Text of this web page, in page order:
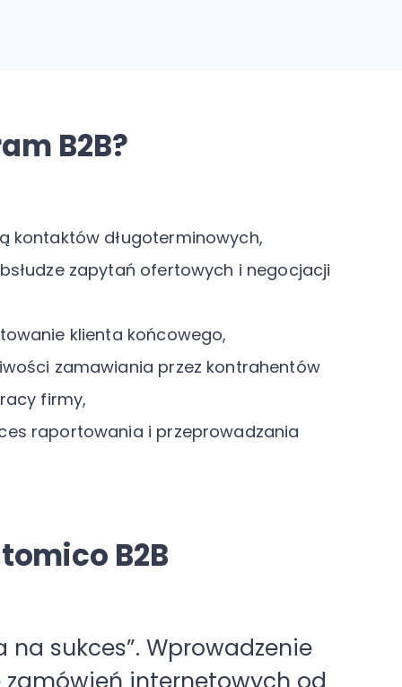
B2B?
kontaktów długoterminowych,
zapytań ofertowych i negocjacji
klienta końcowego,
zamawiania przez kontrahentów
firmy,
raportowania i przeprowadzania
B2B
oczekiwania klientów.